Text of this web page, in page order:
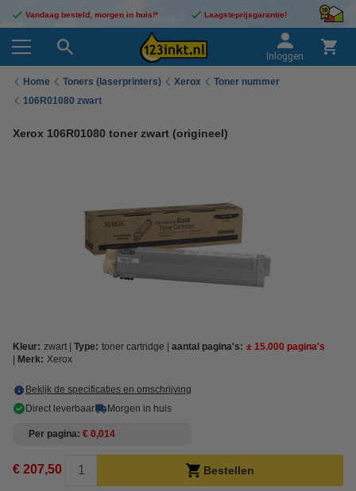
Vandaag besteld, morgen in huis!* Laagsteprijsgarantie!
Inloggen
Home Toners (laserprinters) Xerox
Toner nummer
106R01080 zwart
Xerox 106R01080 toner zwart (origineel)
Kleur: zwart Type: toner cartridge aantal pagina's: ± 15.000 pagina's
Merk: Xerox
Bekijk de specificaties en omschrijving
Direct leverbaar
Morgen in huis
Per pagina € 0,014
€ 207,50 Bestellen